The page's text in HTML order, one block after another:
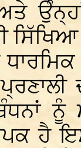
ਨੂੰ
ਹੈ